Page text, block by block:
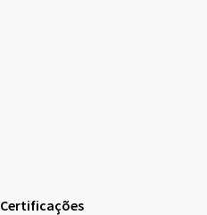
Certificações